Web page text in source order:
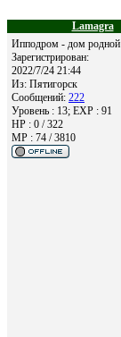
Lamagra
Ипподром - дом родной
Зарегистрирован:
2022/7/24 21:44
Из: Пятигорск
Сообщений: 222
Уровень : 13; EXP : 91
HP : 0 / 322
MP : 74 / 3810